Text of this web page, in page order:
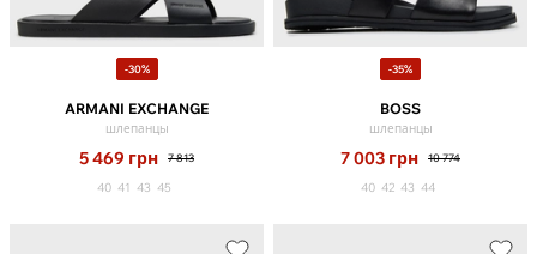
-30%
ARMANI EXCHANGE
шлепанцы
5 469 грн 7 813
40 41 43 45
-35%
BOSS
шлепанцы
7 003 грн 10 774
40 42 43 44